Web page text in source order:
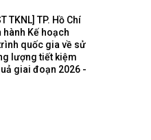
TKNL] TP. Hồ Chí
hành Kế hoạch
quốc gia về sử
lượng tiết kiệm
giai đoạn 2026 -